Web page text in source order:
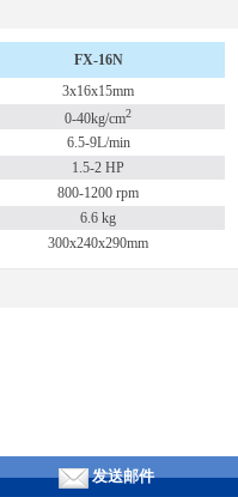
FX-16N
3x16x15mm
0-40kg/cm2
6.5-9L/min
1.5-2 HP
800-1200 rpm
6.6 kg
300x240x290mm
发送邮件